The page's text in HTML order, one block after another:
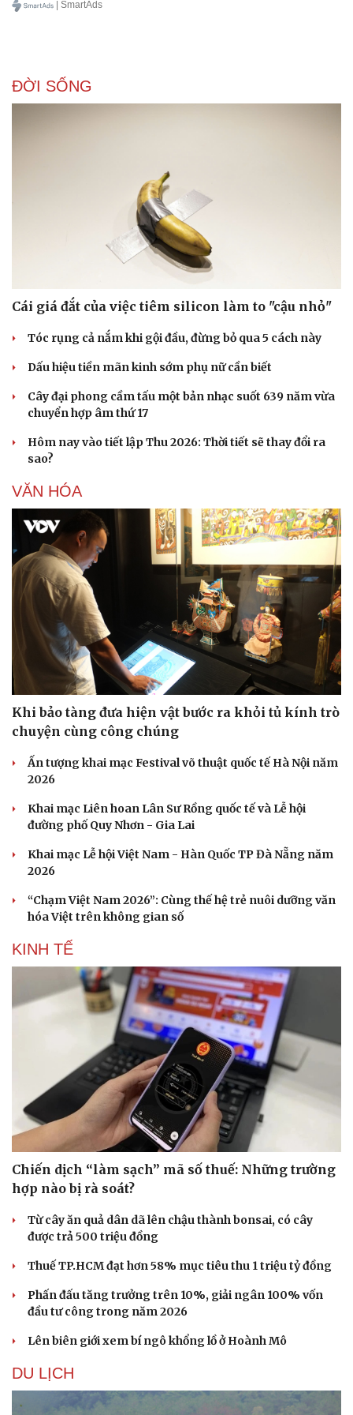
Tư vấn
Podcast
Câu chuyện thời sự
Đọc truyện đêm khuya
Cửa sổ tình yêu
Kể chuyện cho bé
Hạt giống tâm hồn
| SmartAds
ĐỜI SỐNG
Cái giá đắt của việc tiêm silicon làm to "cậu nhỏ"
Tóc rụng cả nắm khi gội đầu, đừng bỏ qua 5 cách này
Dấu hiệu tiền mãn kinh sớm phụ nữ cần biết
Cây đại phong cầm tấu một bản nhạc suốt 639 năm vừa
chuyển hợp âm thứ 17
Hôm nay vào tiết lập Thu 2026: Thời tiết sẽ thay đổi ra
sao?
VĂN HÓA
Khi bảo tàng đưa hiện vật bước ra khỏi tủ kính trò
chuyện cùng công chúng
Ấn tượng khai mạc Festival võ thuật quốc tế Hà Nội năm
2026
Khai mạc Liên hoan Lân Sư Rồng quốc tế và Lễ hội
đường phố Quy Nhơn - Gia Lai
Khai mạc Lễ hội Việt Nam - Hàn Quốc TP Đà Nẵng năm
2026
“Chạm Việt Nam 2026”: Cùng thế hệ trẻ nuôi dưỡng văn
hóa Việt trên không gian số
KINH TẾ
Chiến dịch “làm sạch” mã số thuế: Những trường
hợp nào bị rà soát?
Từ cây ăn quả dân dã lên chậu thành bonsai, có cây
được trả 500 triệu đồng
Thuế TP.HCM đạt hơn 58% mục tiêu thu 1 triệu tỷ đồng
Phấn đấu tăng trưởng trên 10%, giải ngân 100% vốn
đầu tư công trong năm 2026
Lên biên giới xem bí ngô khổng lồ ở Hoành Mô
DU LỊCH